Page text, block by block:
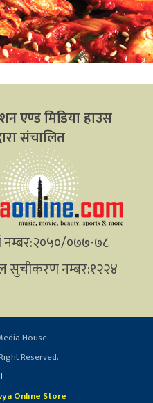
एण्ड मिडिया हाउस
संचालित
नम्बर:२०५०/०७७-७८
सुचीकरण नम्बर:१२२४
House
Reserved.
Online Store